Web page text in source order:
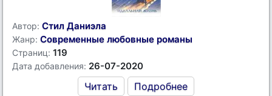
Автор: Стил Даниэла
Жанр: Современные любовные романы
Страниц: 119
Дата добавления: 26-07-2020
Читать Подробнее